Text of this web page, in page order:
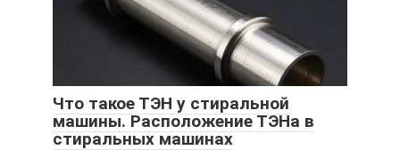
Что такое ТЭН у стиральной
машины. Расположение ТЭНа в
стиральных машинах